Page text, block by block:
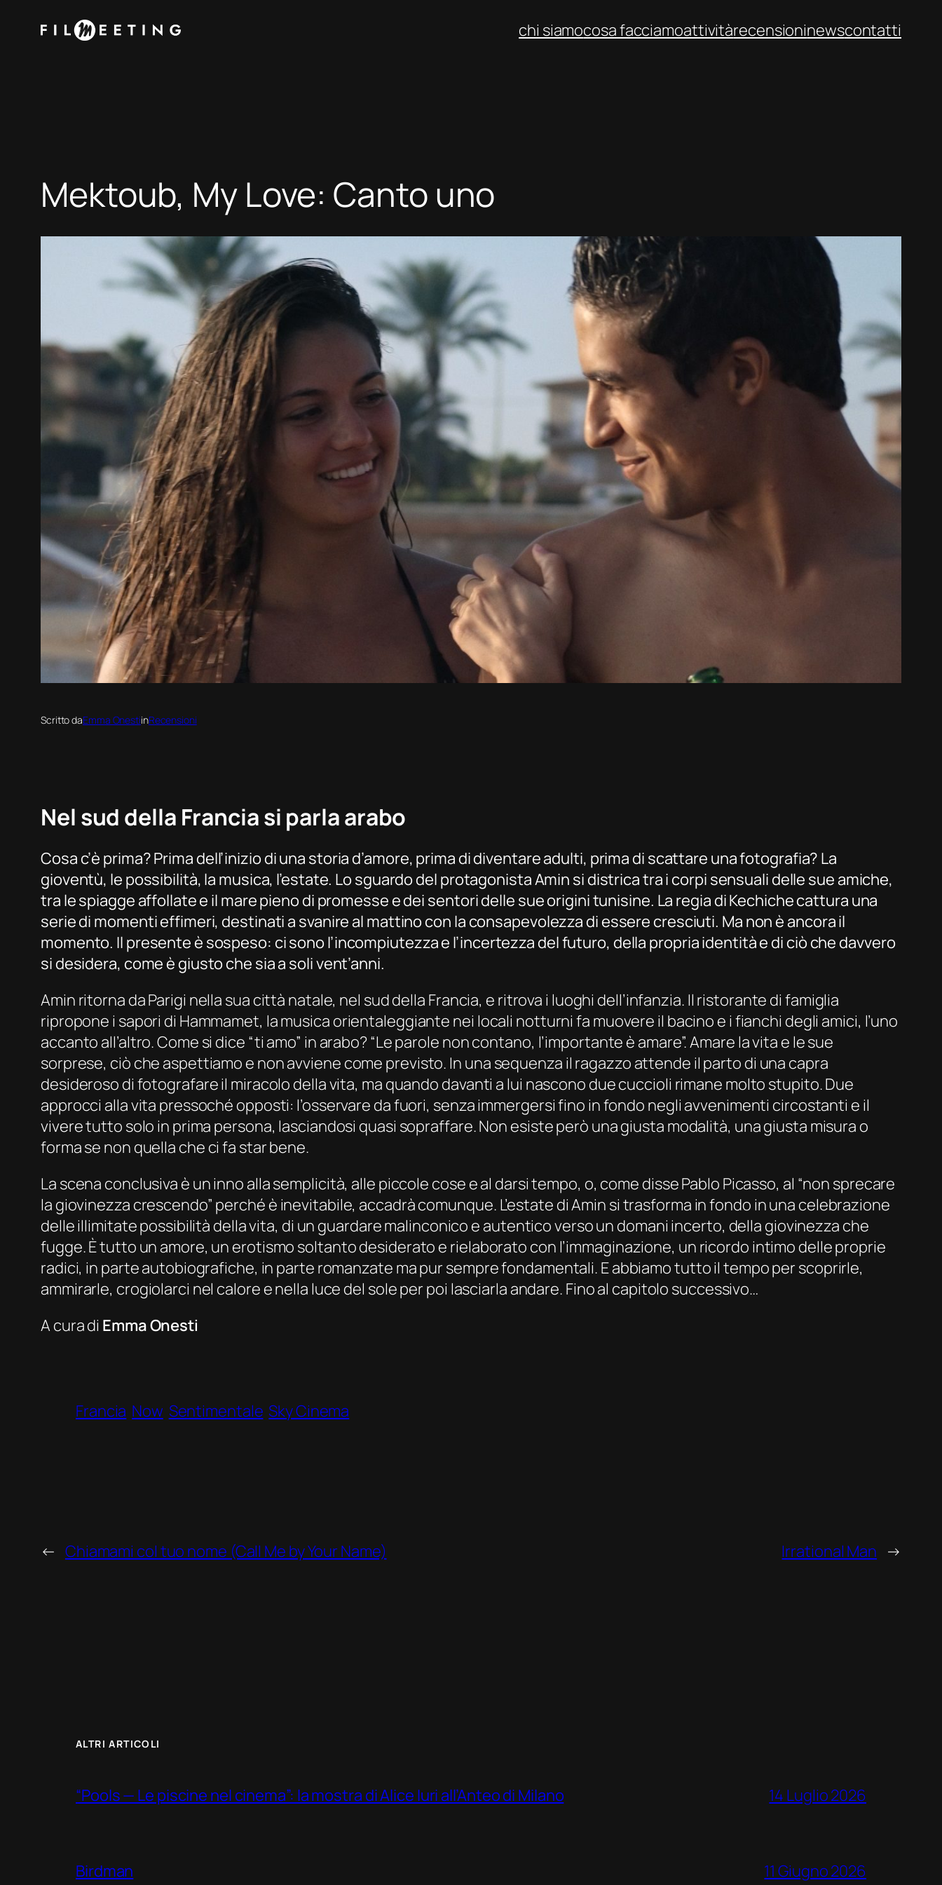
chi siamocosa facciamoattivitàrecensioninewscontatti
Mektoub, My Love: Canto uno
Scritto daEmma OnestiinRecensioni
Nel sud della Francia si parla arabo
Cosa c’è prima? Prima dell’inizio di una storia d’amore, prima di diventare adulti, prima di scattare una fotografia? La
gioventù, le possibilità, la musica, l’estate. Lo sguardo del protagonista Amin si districa tra i corpi sensuali delle sue amiche,
tra le spiagge affollate e il mare pieno di promesse e dei sentori delle sue origini tunisine. La regia di Kechiche cattura una
serie di momenti effimeri, destinati a svanire al mattino con la consapevolezza di essere cresciuti. Ma non è ancora il
momento. Il presente è sospeso: ci sono l’incompiutezza e l’incertezza del futuro, della propria identità e di ciò che davvero
si desidera, come è giusto che sia a soli vent’anni.
Amin ritorna da Parigi nella sua città natale, nel sud della Francia, e ritrova i luoghi dell’infanzia. Il ristorante di famiglia
ripropone i sapori di Hammamet, la musica orientaleggiante nei locali notturni fa muovere il bacino e i fianchi degli amici, l’uno
accanto all’altro. Come si dice “ti amo” in arabo? “Le parole non contano, l’importante è amare”. Amare la vita e le sue
sorprese, ciò che aspettiamo e non avviene come previsto. In una sequenza il ragazzo attende il parto di una capra
desideroso di fotografare il miracolo della vita, ma quando davanti a lui nascono due cuccioli rimane molto stupito. Due
approcci alla vita pressoché opposti: l’osservare da fuori, senza immergersi fino in fondo negli avvenimenti circostanti e il
vivere tutto solo in prima persona, lasciandosi quasi sopraffare. Non esiste però una giusta modalità, una giusta misura o
forma se non quella che ci fa star bene.
La scena conclusiva è un inno alla semplicità, alle piccole cose e al darsi tempo, o, come disse Pablo Picasso, al “non sprecare
la giovinezza crescendo” perché è inevitabile, accadrà comunque. L’estate di Amin si trasforma in fondo in una celebrazione
delle illimitate possibilità della vita, di un guardare malinconico e autentico verso un domani incerto, della giovinezza che
fugge. È tutto un amore, un erotismo soltanto desiderato e rielaborato con l’immaginazione, un ricordo intimo delle proprie
radici, in parte autobiografiche, in parte romanzate ma pur sempre fondamentali. E abbiamo tutto il tempo per scoprirle,
ammirarle, crogiolarci nel calore e nella luce del sole per poi lasciarla andare. Fino al capitolo successivo…
A cura di Emma Onesti
Francia Now Sentimentale Sky Cinema
← Chiamami col tuo nome (Call Me by Your Name) Irrational Man →
ALTRI ARTICOLI
“Pools — Le piscine nel cinema”: la mostra di Alice Iuri all’Anteo di Milano 14 Luglio 2026
Birdman 11 Giugno 2026